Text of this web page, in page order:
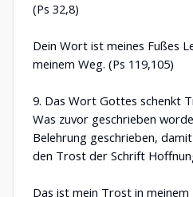
(Ps 32,8)
Dein Wort ist meines Fußes
meinem Weg. (Ps 119,105)
9. Das Wort Gottes schenkt
Was zuvor geschrieben
Belehrung geschrieben,
den Trost der Schrift
Das ist mein Trost in